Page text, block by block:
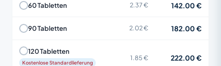
60 Tabletten 2.37 € 142.00 €
90 Tabletten 2.02 € 182.00 €
120 Tabletten
Kostenlose Standardlieferung
1.85 € 222.00 €